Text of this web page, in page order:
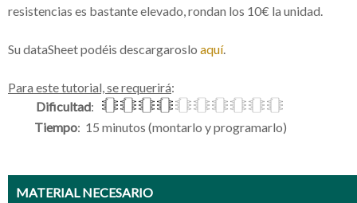
resistencias es bastante elevado, rondan los 10€ la unidad.
Su dataSheet podéis descargaroslo aquí.
Para este tutorial, se requerirá:
Dificultad:
Tiempo: 15 minutos (montarlo y programarlo)
MATERIAL NECESARIO